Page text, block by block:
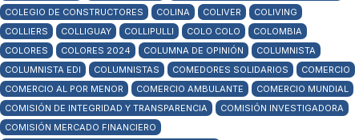
COLEGIO DE CONSTRUCTORES
COLINA COLIVER
COLIVING
COLLIERS
COLLIGUAY COLLIPULLI COLO COLO
COLOMBIA
COLORES
COLORES 2024 COLUMNA DE OPINIÓN
COLUMNISTA
COLUMNISTA EDI
COLUMNISTAS COMEDORES SOLIDARIOS
COMERCIO
COMERCIO AL POR MENOR
COMERCIO AMBULANTE
COMERCIO MUNDIAL
COMISIÓN DE INTEGRIDAD Y TRANSPARENCIA
COMISIÓN INVESTIGADORA
COMISIÓN MERCADO FINANCIERO